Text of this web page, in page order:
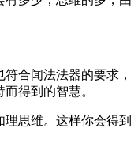
合闻法法器的要求，
得到的智慧。
思维。这样你会得到